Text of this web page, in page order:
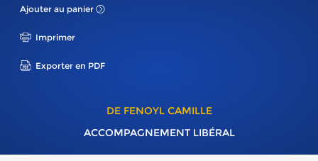
Ajouter au panier
Imprimer
Exporter en PDF
DE FENOYL CAMILLE
ACCOMPAGNEMENT LIBÉRAL